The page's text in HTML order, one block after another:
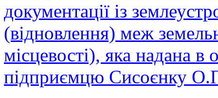
документації із
(відновлення) меж
місцевості), яка надана в
підприємцю Сисоєнку